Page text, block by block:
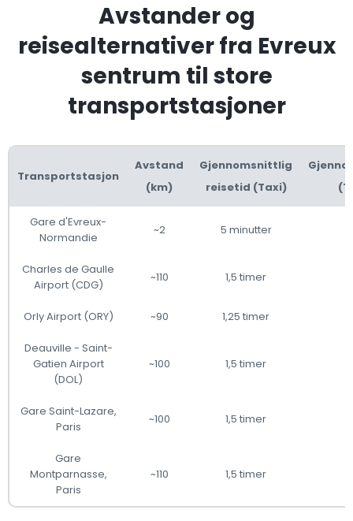
Avstander og
reisealternativer fra Evreux
sentrum til store
transportstasjoner
Transportstasjon
Avstand
(km)
Gjennomsnittlig
reisetid (Taxi)
Gare d'Evreux-
Normandie
~2 5 minutter
Charles de Gaulle
Airport (CDG)
~110 1,5 timer
Orly Airport (ORY) ~90 1,25 timer
Deauville - Saint-
Gatien Airport
(DOL)
~100 1,5 timer
Gare Saint-Lazare,
Paris
~100 1,5 timer
Gare
Montparnasse,
Paris
~110 1,5 timer